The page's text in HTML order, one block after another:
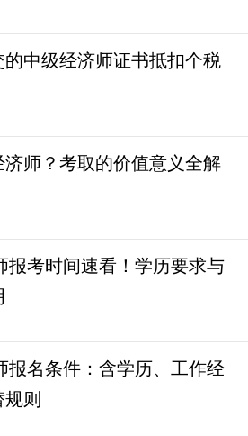
中级经济师证书抵扣个税
师？考取的价值意义全解
报考时间速看！学历要求与
报名条件：含学历、工作经
则